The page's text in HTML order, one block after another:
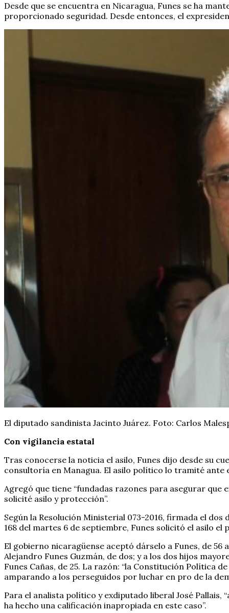
Desde que se encuentra en Nicaragua, Funes se ha
proporcionado seguridad. Desde entonces, el
El diputado sandinista Jacinto Juárez. Foto: Carlos
Con vigilancia estatal
Tras conocerse la noticia el asilo, Funes dijo desde su
consultoría en Managua. El asilo político lo tramité ante
Agregó que tiene “fundadas razones para asegurar
solicité asilo y protección”.
Según la Resolución Ministerial 073-2016, firmada el
168 del martes 6 de septiembre, Funes solicitó el asilo el
El gobierno nicaragüense aceptó dárselo a Funes, de 56
Alejandro Funes Guzmán, de dos; y a los dos hijos
Funes Cañas, de 25. La razón: “la Constitución Política
amparando a los perseguidos por luchar en pro de la
Para el analista político y exdiputado liberal José
ha hecho una calificación inapropiada en este caso”.